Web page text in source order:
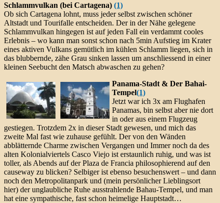
Schlammvulkan (bei Cartagena) (1)
Ob sich Cartagena lohnt, muss jeder selbst zwischen schöner
Altstadt und Tourifalle entscheiden. Der in der Nähe gelegene
Schlammvulkan hingegen ist auf jeden Fall ein verdammt cooles
Erlebnis – wo kann man sonst schon nach 5min Aufstieg im Krater
eines aktiven Vulkans gemütlich im kühlen Schlamm liegen, sich in
das blubbernde, zähe Grau sinken lassen um anschliessend in einer
kleinen Seebucht den Matsch abwaschen zu gehen?
Panama-Stadt & Der Bahai-
Tempel(1)
Jetzt war ich 3x am Flughafen
Panamas, bin selbst aber nie dort
in oder aus einem Flugzeug
gestiegen. Trotzdem 2x in dieser Stadt gewesen, und mich das
zweite Mal fast wie zuhause gefühlt. Der von den Wänden
abblätternde Charme zwischen Vergangen und Immer noch da des
alten Kolonialviertels Casco Viejo ist erstaunlich ruhig, und was ist
toller, als Abends auf der Plaza de Francia philosophierend auf den
causeway zu blicken? Selbiger ist ebenso besuchenswert – und dann
noch den Metropolitanpark und (mein persönlicher Lieblingsort
hier) der unglaubliche Ruhe ausstrahlende Bahau-Tempel, und man
hat eine sympathische, fast schon heimelige Hauptstadt…